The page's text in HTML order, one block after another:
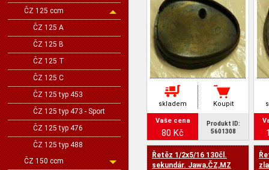
ČZ 125 ccm
ČZ 125 A
ČZ 125 B
ČZ 125 T
ČZ 125 C
ČZ 125 typ 453
ČZ 125 typ 473 - Sport
ČZ 125 typ 476
ČZ 125 typ 488
ČZ 150 ccm
skladem Koupit
Vaše cena
80 Kč
Produkt ID:
5601308
Řetěz 1/2x5/16 130čl.
sekundár. Jawa,ČZ,MZ